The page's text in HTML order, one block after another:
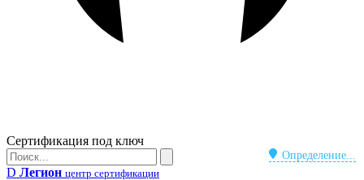
Бейдж
Сертификация под ключ
Определение...
Поиск
Поиск
D Легион центр сертификации